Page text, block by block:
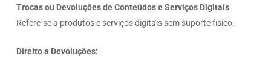
Trocas ou Devoluções de Conteúdos e Serviços Digitais
Refere-se a produtos e serviços digitais sem suporte físico.
Direito a Devoluções: